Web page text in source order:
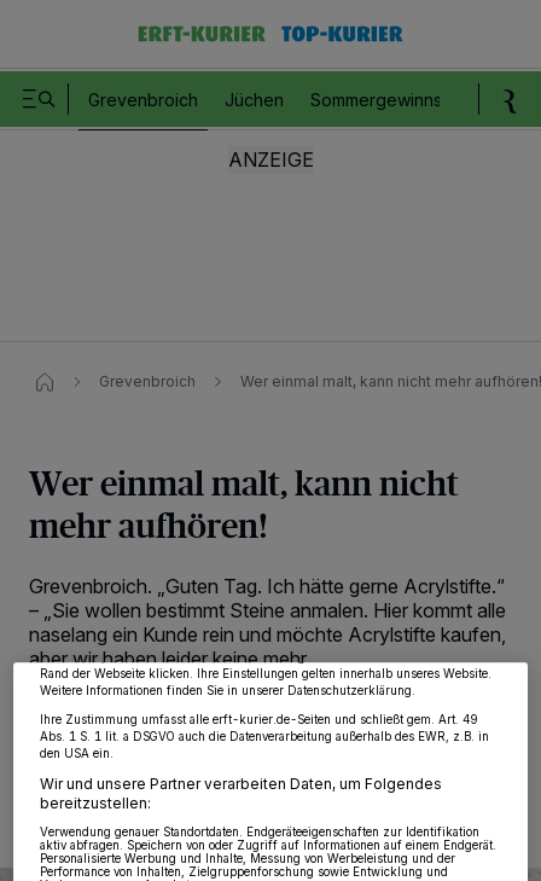
Grevenbroich Jüchen Sommergewinnspiel
Grevenbroich Wer einmal malt, kann nicht mehr aufhören!
Wer einmal malt, kann nicht
mehr aufhören!
Grevenbroich. „Guten Tag. Ich hätte gerne Acrylstifte.“
– „Sie wollen bestimmt Steine anmalen. Hier kommt alle
naselang ein Kunde rein und möchte Acrylstifte kaufen,
aber wir haben leider keine mehr.
26.07.2019 , 09:22 Uhr
Wir und unsere218-Partner speichern und greifen auf personenbezogene Daten
Partner verarbeiten Daten, um Ihnen Dienste bereitzustellen“ aufgeführten
Zwecke. Wenn Tracker deaktiviert sind, sind manche Inhalte und Anzeigen
möglicherweise nicht mehr so relevant für Sie. Sie können dieses Menü jederzeit
wieder aufrufen, um Ihre Einstellungen zu ändern oder Ihre Einwilligung zu
widerrufen, indem Sie auf den Link Einstellungen oder Ablehnen am unteren
Rand der Webseite klicken. Ihre Einstellungen gelten innerhalb unseres Website.
Weitere Informationen finden Sie in unserer Datenschutzerklärung.
Ihre Zustimmung umfasst alle erft-kurier.de-Seiten und schließt gem. Art. 49
Abs. 1 S. 1 lit. a DSGVO auch die Datenverarbeitung außerhalb des EWR, z.B. in
den USA ein.
Wir und unsere Partner verarbeiten Daten, um Folgendes
bereitzustellen:
Verwendung genauer Standortdaten. Endgeräteeigenschaften zur Identifikation
aktiv abfragen. Speichern von oder Zugriff auf Informationen auf einem Endgerät.
Personalisierte Werbung und Inhalte, Messung von Werbeleistung und der
Performance von Inhalten, Zielgruppenforschung sowie Entwicklung und